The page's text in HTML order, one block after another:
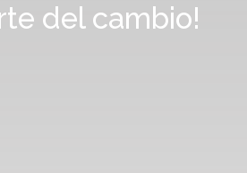
del cambio!